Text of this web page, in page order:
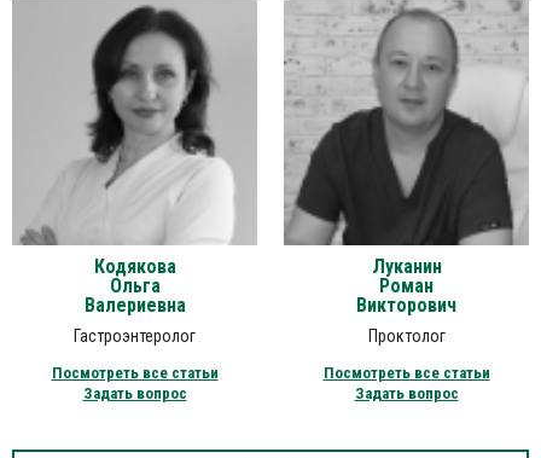
Кодякова
Ольга
Валериевна
Гастроэнтеролог
Посмотреть все статьи
Задать вопрос
Луканин
Роман
Викторович
Проктолог
Посмотреть все статьи
Задать вопрос